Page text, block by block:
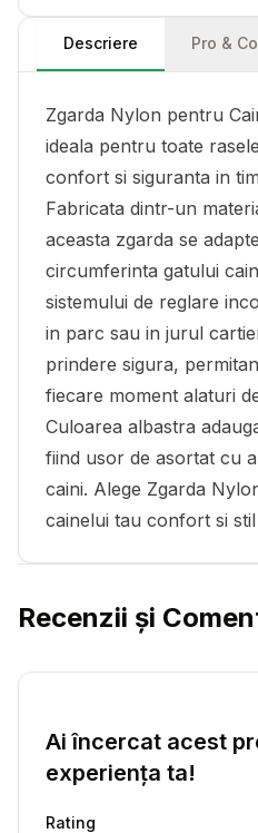
Descriere Pro &
Zgarda Nylon pentru
ideala pentru toate
confort si siguranta in
Fabricata dintr-un
aceasta zgarda se
circumferinta gatului
sistemului de reglare
in parc sau in jurul
prindere sigura,
fiecare moment alaturi
Culoarea albastra
fiind usor de asortat cu
caini. Alege Zgarda
cainelui tau confort si
Recenzii și
Ai încercat acest
experiența ta!
Rating